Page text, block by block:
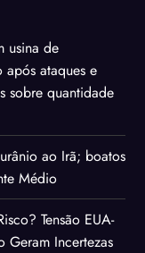
usina de
ataques e
sobre quantidade
ao Irã; boatos
Médio
Tensão EUA-
Incertezas